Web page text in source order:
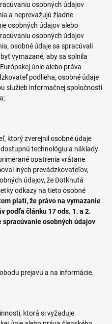
osobných údajov
a neprevažujú žiadne
osobných údajov alebo
osobných údajov
osobné údaje sa spracúvali
vymazané, aby sa splnila
únie alebo práva
podlieha, osobné údaje
služieb informačnej spoločnosti
ktorý zverejnil osobné údaje
technológiu a náklady
opatrenia vrátane
iných prevádzkovateľov,
údajov, že Dotknutá
odkazy na tieto osobné
platí, že právo na vymazanie
podľa článku 17 ods. 1. a 2.
spracúvanie osobných údajov
prejavu a na informácie.
ktorá si vyžaduje